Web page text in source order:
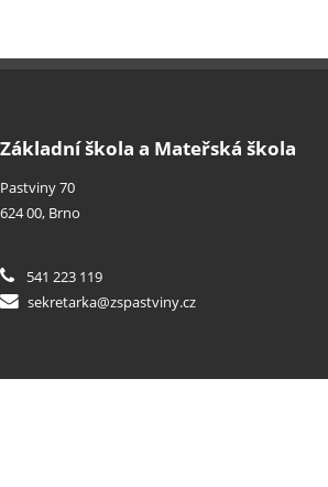
Základní škola a Mateřská škola
Pastviny 70
624 00, Brno
541 223 119
sekretarka@zspastviny.cz